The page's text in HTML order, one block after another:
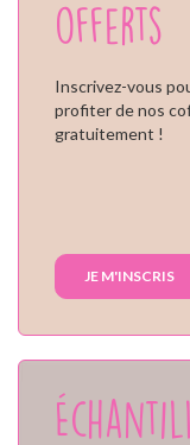
offerts
Inscrivez-vous
profiter de nos
gratuitement !
JE M'INSCRIS